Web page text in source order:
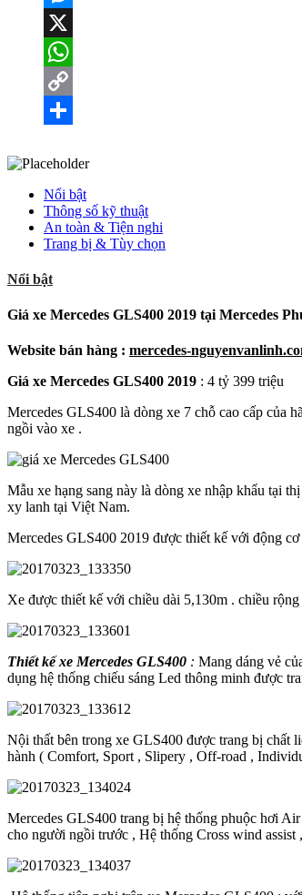
Messenger
X
WhatsApp
Copy
Nổi bật
Thông số kỹ thuật
An toàn & Tiện nghi
Trang bị & Tùy chọn
Nổi bật
Giá xe Mercedes GLS400 2019 tại Mercedes
Website bán hàng : mercedes-
Giá xe Mercedes GLS400 2019 : 4 tỷ 399 triệu
Mercedes GLS400 là dòng xe 7 chỗ cao cấp của
ngồi vào xe .
Mẫu xe hạng sang này là dòng xe nhập khẩu tại
xy lanh tại Việt Nam.
Mercedes GLS400 2019 được thiết kế với động
Xe được thiết kế với chiều dài 5,130m . chiều
Thiết kế xe Mercedes GLS400 : Mang dáng vẻ
dụng hệ thống chiếu sáng Led thông minh được
Nội thất bên trong xe GLS400 được trang bị chất
hành ( Comfort, Sport , Slipery , Off-road ,
Mercedes GLS400 trang bị hệ thống phuộc hơi
cho người ngồi trước , Hệ thống Cross wind